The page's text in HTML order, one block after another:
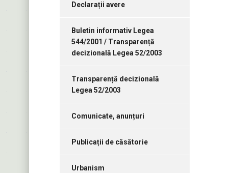
Declarații avere
Buletin informativ Legea
544/2001 / Transparență
decizională Legea 52/2003
Transparență decizională
Legea 52/2003
Comunicate, anunțuri
Publicații de căsătorie
Urbanism